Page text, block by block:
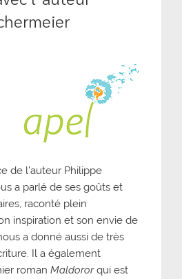
de l’auteur Philippe
a parlé de ses goûts et
raconté plein
inspiration et son envie de
a donné aussi de très
Il a également
roman Maldororqui est